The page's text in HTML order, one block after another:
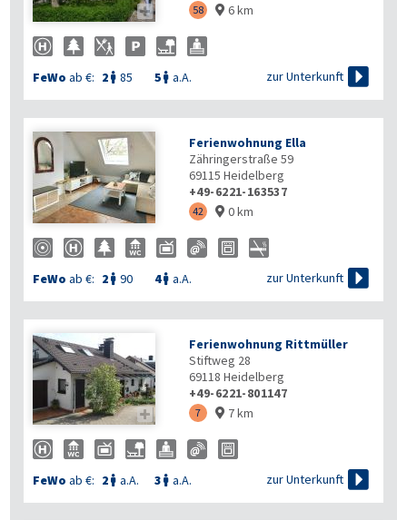
 58  6 km
FeWo ab €: 2  85 5  a.A. zur Unterkunft 
Ferienwohnung Ella
Zähringerstraße 59
69115 Heidelberg
+49-6221-163537
42  0 km
FeWo ab €: 2  90 4 a.A. zur Unterkunft 

Ferienwohnung Rittmüller
Stiftweg 28
69118 Heidelberg
+49-6221-801147
7  7 km
FeWo ab €: 2  a.A. 3  a.A. zur Unterkunft 